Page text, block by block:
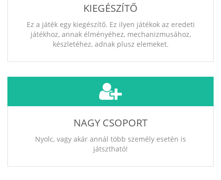
KIEGÉSZÍTŐ
Ez a játék egy kiegészítő. Ez ilyen játékok az eredeti
játékhoz, annak élményéhez, mechanizmusához,
készletéhez, adnak plusz elemeket.
NAGY CSOPORT
Nyolc, vagy akár annál több személy esetén is
játsztható!